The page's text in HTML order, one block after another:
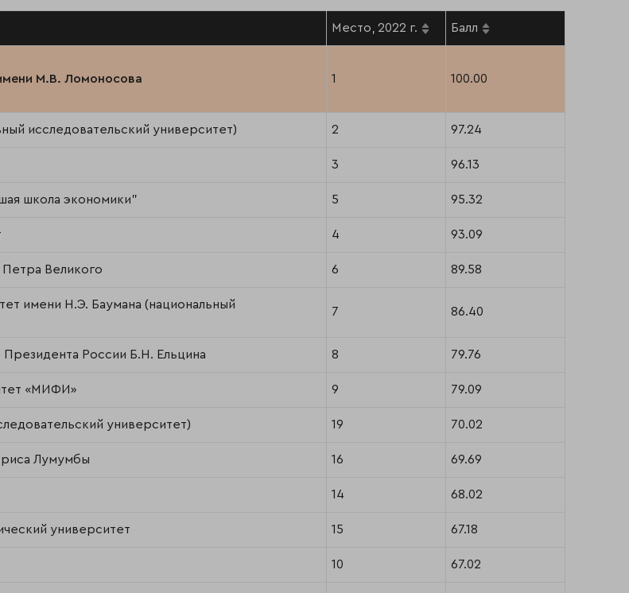
Место, 2022 г. Балл
М.В. Ломоносова 1 100.00
исследовательский университет) 2 97.24
3 96.13
школа экономики" 5 95.32
4 93.09
Великого 6 89.58
имени Н.Э. Баумана (национальный
7 86.40
России Б.Н. Ельцина 8 79.76
«МИФИ» 9 79.09
университет) 19 70.02
Лумумбы 16 69.69
14 68.02
университет 15 67.18
10 67.02